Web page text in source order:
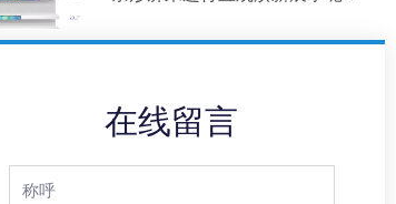
在线留言
Full